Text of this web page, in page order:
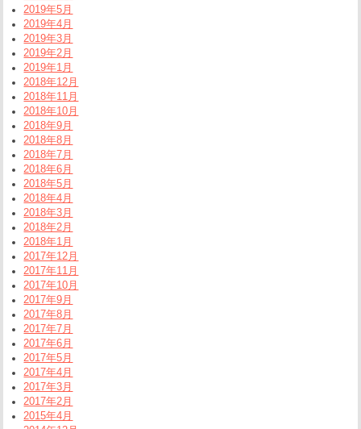
2019年5月
2019年4月
2019年3月
2019年2月
2019年1月
2018年12月
2018年11月
2018年10月
2018年9月
2018年8月
2018年7月
2018年6月
2018年5月
2018年4月
2018年3月
2018年2月
2018年1月
2017年12月
2017年11月
2017年10月
2017年9月
2017年8月
2017年7月
2017年6月
2017年5月
2017年4月
2017年3月
2017年2月
2015年4月